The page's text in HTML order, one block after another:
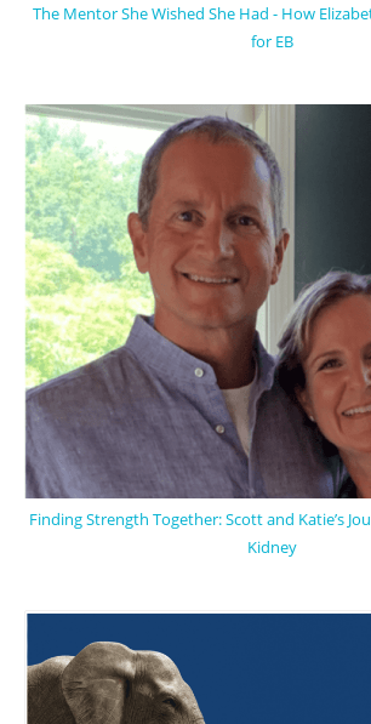
The Mentor She Wished She Had - How
for EB
Finding Strength Together: Scott and Katie’s
Kidney